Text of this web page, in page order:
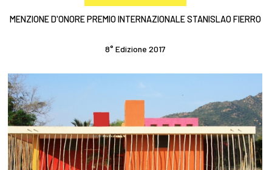
MENZIONE D'ONORE PREMIO INTERNAZIONALE STANISLAO FIERRO
8° Edizione 2017